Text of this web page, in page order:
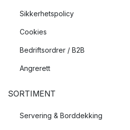
Sikkerhetspolicy
Cookies
Bedriftsordrer / B2B
Angrerett
SORTIMENT
Servering & Borddekking